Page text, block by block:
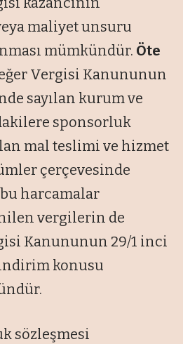
maliyet unsuru
mümkündür. Öte
Vergisi Kanununun
sayılan kurum ve
sponsorluk
mal teslimi ve hizmet
çerçevesinde
bu harcamalar
vergilerin de
Kanununun 29/1 inci
konusu
sözleşmesi